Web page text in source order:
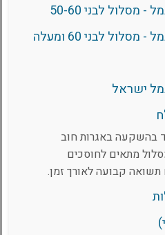
לבני 50-60
לבני 60 ומעלה
ישראל
בהשקעה באגרות חוב
מתאים לחוסכים
קבועה לאורך זמן.